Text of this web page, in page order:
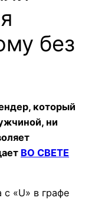
без
который
ни
ВО СВЕТЕ
«U» в графе